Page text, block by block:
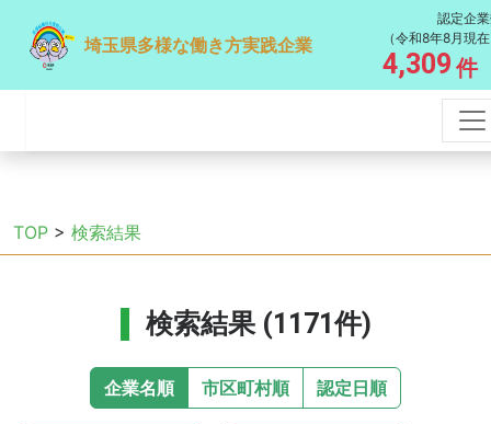
埼玉県多様な働き方実践企業
認定企
（令和8年8月現
4,309 件
TOP > 検索結果
検索結果 (1171件)
企業名順 市区町村順 認定日順